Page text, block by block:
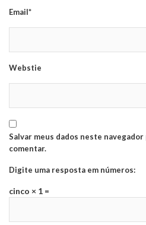
Email*
Webstie
Salvar meus dados neste
comentar.
Digite uma resposta em números:
cinco × 1 =